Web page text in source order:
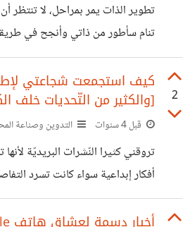
of-the-same-coin-what-was-
only-be-recovered-by-force/
تطوير الذات يمر بمراحل، لا تنتظر
تنام سأطور من ذاتي وأنجح في
لتقول هاي مرحى لقد تطوّرت،
أعرف اخطائي ويا لحظي السعيد، لقد
أبشرك صديقي أنّ هذا لن يحدث ولو
كما أخبرتك لتطوّر من ذاتك، يجب
مواقيت نومك، الرياضة، شرب كميات
من المنبهات والتدخين… التّخلص
2
كيف استجمعت شجاعتي
[والكثير من التّحديات خلف
قبل 4 سنوات التدوين وصناعة
تروقني
أفكار إبداعية سواء كانت
كانت تختص بمجال معيّن. مشاركة